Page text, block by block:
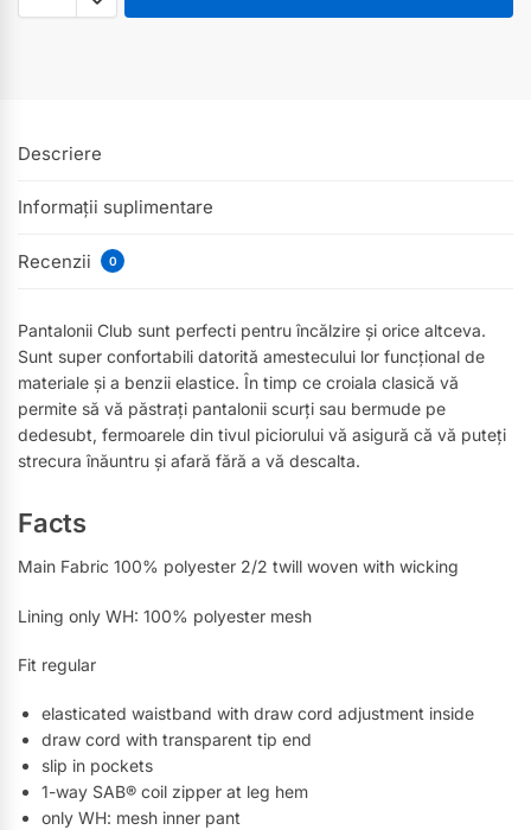
Descriere
Informații suplimentare
Recenzii 0
Pantalonii Club sunt perfecti pentru încălzire și orice altceva.
Sunt super confortabili datorită amestecului lor funcțional de
materiale și a benzii elastice. În timp ce croiala clasică vă
permite să vă păstrați pantalonii scurți sau bermude pe
dedesubt, fermoarele din tivul piciorului vă asigură că vă puteți
strecura înăuntru și afară fără a vă descalta.
Facts
Main Fabric 100% polyester 2/2 twill woven with wicking
Lining only WH: 100% polyester mesh
Fit regular
elasticated waistband with draw cord adjustment inside
draw cord with transparent tip end
slip in pockets
1-way SAB® coil zipper at leg hem
only WH: mesh inner pant